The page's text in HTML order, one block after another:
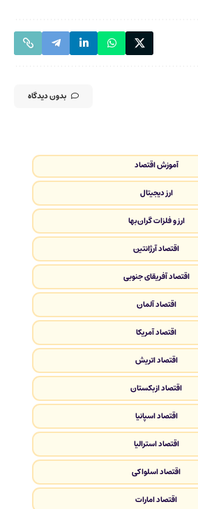
بدون دیدگاه
آموزش اقتصاد
ارز دیجیتال
ارز و فلزات گران‌بها
اقتصاد آرژانتین
اقتصاد آفریقای جنوبی
اقتصاد آلمان
اقتصاد آمریکا
اقتصاد اتریش
اقتصاد ازبکستان
اقتصاد اسپانیا
اقتصاد استرالیا
اقتصاد اسلواکی
اقتصاد امارات